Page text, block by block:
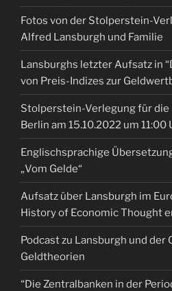
Fotos von der Stolperstein-
Alfred Lansburgh und Familie
Lansburghs letzter Aufsatz in
von Preis-Indizes zur
Stolperstein-Verlegung für die
Berlin am 15.10.2022 um 11:00
Englischsprachige
„Vom Gelde“
Aufsatz über Lansburgh im
History of Economic Thought
Podcast zu Lansburgh und der
Geldtheorien
“Die Zentralbanken in der